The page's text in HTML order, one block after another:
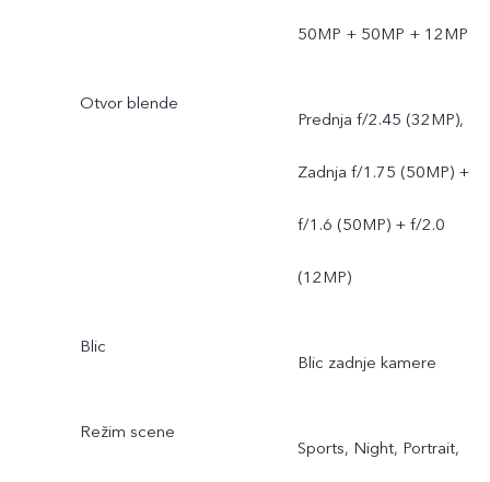
50MP + 50MP + 12MP
Otvor blende
Prednja f/2.45 (32MP),
Zadnja f/1.75 (50MP) +
f/1.6 (50MP) + f/2.0
(12MP)
Blic
Blic zadnje kamere
Režim scene
Sports, Night, Portrait,